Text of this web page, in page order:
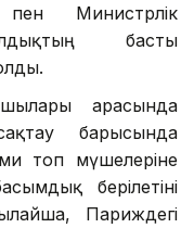
Министрлік
басты
арасында
барысында
топ мүшелеріне
берілетіні
Париждегі